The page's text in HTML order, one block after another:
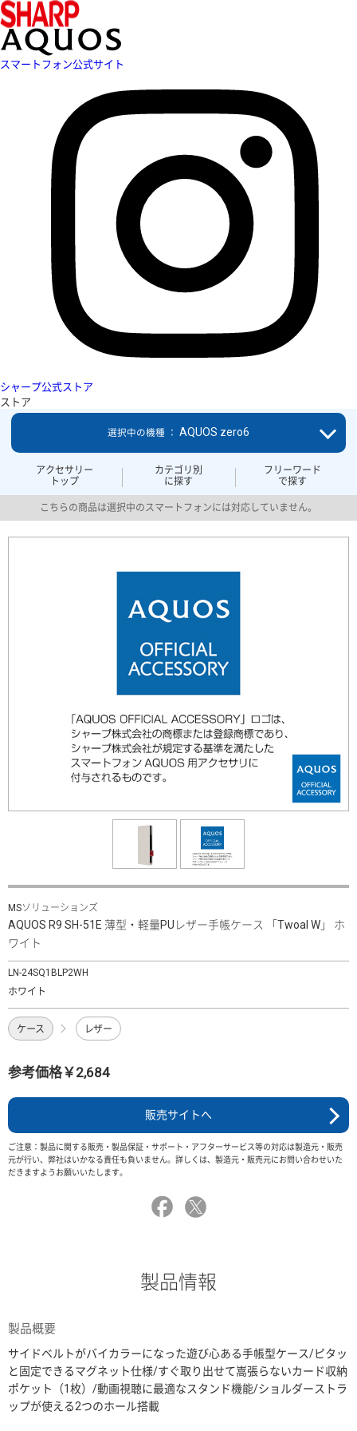
スマートフォン公式サイト
シャープ公式ストア
ストア
アクセサリー
トップ
カテゴリ別
に探す
フリーワード
で探す
選択中の機種 ： AQUOS zero6
こちらの商品は選択中のスマートフォンには対応していません。
MSソリューションズ
AQUOS R9 SH-51E 薄型・軽量PUレザー手帳ケース 「Twoal W」 ホ
ワイト
LN-24SQ1BLP2WH
ホワイト
ケース レザー
参考価格￥2,684
販売サイトへ
ご注意：製品に関する販売・製品保証・サポート・アフターサービス等の対応は製造元・販売
元が行い、弊社はいかなる責任も負いません。詳しくは、製造元・販売元にお問い合わせいた
だきますようお願いいたします。
製品情報
製品概要
サイドベルトがバイカラーになった遊び心ある手帳型ケース/ピタッ
と固定できるマグネット仕様/すぐ取り出せて嵩張らないカード収納
ポケット（1枚）/動画視聴に最適なスタンド機能/ショルダーストラ
ップが使える2つのホール搭載